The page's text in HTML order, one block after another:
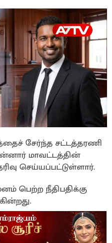
சேர்ந்த சட்டத்தரணி
மாவட்டத்தின்
செய்யப்பட்டுள்ளார்.
பெற்ற நீதிபதிக்கு